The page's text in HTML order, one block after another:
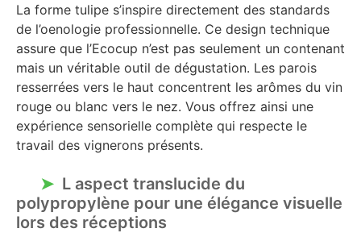
La forme tulipe s’inspire directement des standards
de l’oenologie professionnelle. Ce design technique
assure que l’Ecocup n’est pas seulement un contenant
mais un véritable outil de dégustation. Les parois
resserrées vers le haut concentrent les arômes du vin
rouge ou blanc vers le nez. Vous offrez ainsi une
expérience sensorielle complète qui respecte le
travail des vignerons présents.
L aspect translucide du
polypropylène pour une élégance visuelle
lors des réceptions